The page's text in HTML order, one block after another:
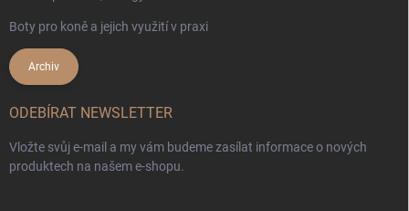
Boty pro koně a jejich využití v praxi
Archiv
ODEBÍRAT NEWSLETTER
Vložte svůj e-mail a my vám budeme zasílat informace o nových
produktech na našem e-shopu.